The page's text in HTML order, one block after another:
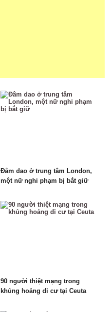
Đâm dao ở trung tâm London,
một nữ nghi phạm bị bắt giữ
90 người thiệt mạng trong
khủng hoảng di cư tại Ceuta